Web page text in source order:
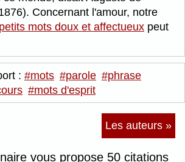
Concernant l'amour, notre
mots doux et affectueux peut
: #mots #parole #phrase
#mots d'esprit
Les auteurs »
vous propose 50 citations